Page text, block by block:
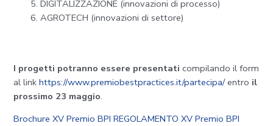
DIGITALIZZAZIONE (innovazioni di processo)
AGROTECH (innovazioni di settore)
I progetti potranno essere presentati compilando il form
al linkhttps://www.premiobestpractices.it/partecipa/entro il
prossimo 23 maggio.
Brochure XV Premio BPI REGOLAMENTO XV Premio BPI